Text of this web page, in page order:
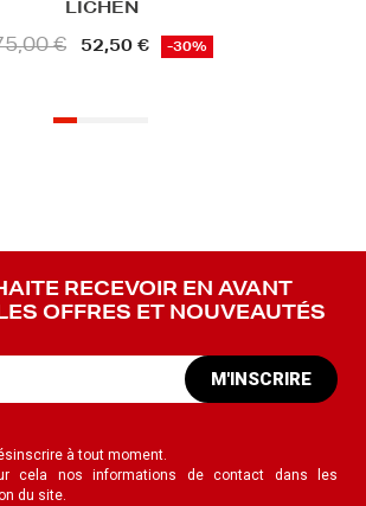
-30%
RECEVOIR EN AVANT
OFFRES ET NOUVEAUTÉS
M'INSCRIRE
à tout moment.
cela nos informations de contact dans les
du site.